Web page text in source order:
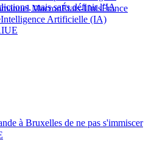
mais sans définir l’IA
MacronÉtats-UnisFrance
Intelligence Artificielle (IA)
UE
à Bruxelles de ne pas s'immiscer